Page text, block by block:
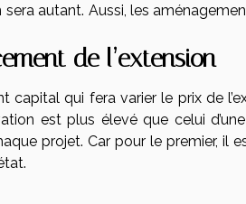
sera autant. Aussi, les
de l’extension
capital qui fera varier le prix de
est plus élevé que celui
projet. Car pour le premier, il